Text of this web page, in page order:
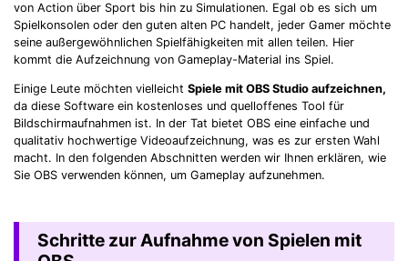
von Action über Sport bis hin zu Simulationen. Egal ob es sich um
Spielkonsolen oder den guten alten PC handelt, jeder Gamer möchte
seine außergewöhnlichen Spielfähigkeiten mit allen teilen. Hier
kommt die Aufzeichnung von Gameplay-Material ins Spiel.
Einige Leute möchten vielleicht Spiele mit OBS Studio aufzeichnen,
da diese Software ein kostenloses und quelloffenes Tool für
Bildschirmaufnahmen ist. In der Tat bietet OBS eine einfache und
qualitativ hochwertige Videoaufzeichnung, was es zur ersten Wahl
macht. In den folgenden Abschnitten werden wir Ihnen erklären, wie
Sie OBS verwenden können, um Gameplay aufzunehmen.
Schritte zur Aufnahme von Spielen mit